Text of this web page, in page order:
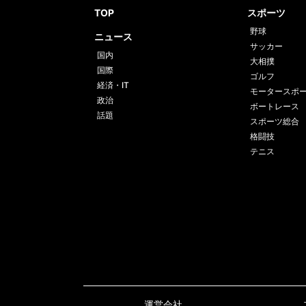
TOP
ニュース
国内
国際
経済・IT
政治
話題
スポーツ
野球
サッカー
大相撲
ゴルフ
モータースポ
ボートレース
スポーツ総合
格闘技
テニス